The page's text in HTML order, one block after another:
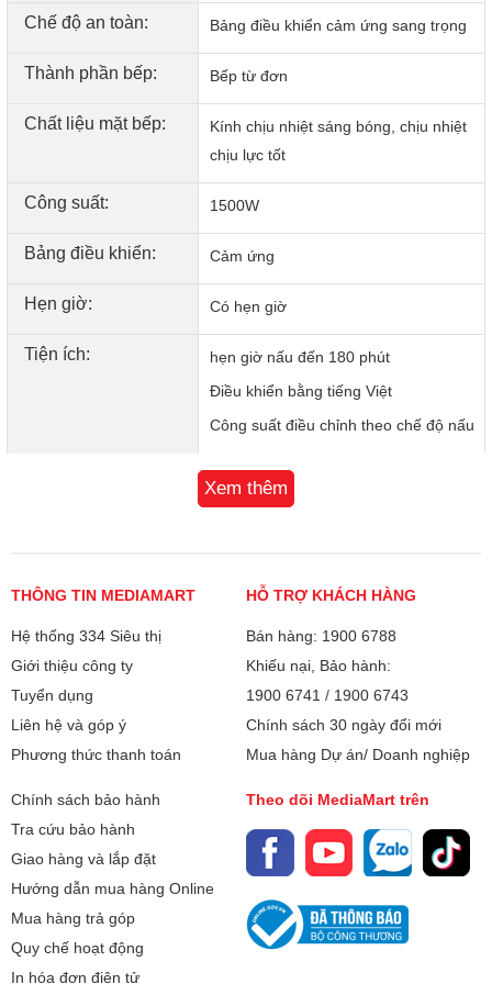
thường của thiết bị trong môi trường điện từ và không gây
nhiễu điện từ cho bất kỳ thiết bị điện, hệ thống thiết bị nào
khác.)
Bảng điều khiển dễ sử dụng
Coex CI-3301 có bảng điều khiển cảm ứng sang trọng, dễ
dùng, dễ dàng lựa chọn chế độ nấu và lựa chọn nhiệt độ.
Chế độ an toàn: Bảng điều khiển cảm ứng sang trọng
Thành phần bếp: Bếp từ đơn
Chất liệu mặt bếp:
Kính chịu nhiệt sáng bóng, chịu nhiệt
chịu lực tốt
Công suất: 1500W
Bảng điều khiển: Cảm ứng
Hẹn giờ: Có hẹn giờ
Tiện ích:
hẹn giờ nấu đến 180 phút
Điều khiển bằng tiếng Việt
Công suất điều chỉnh theo chế độ nấu
8 Chế độ nấu đã được thiết lập
Phụ kiện đi kèm: Nồi lẩu
Mặt bếp từ sử dụng nồi có đáy nhiễm
Lắp đặt bếp: Bếp dương
Trọng lượng: 1.87kg
Bảo hành 24 tháng + 1 đổi 1 trong 90 ngày
Xuất xứ
Xem thêm
THÔNG TIN MEDIAMART
Hệ thống 334 Siêu thị
Giới thiệu công ty
Tuyển dụng
Liên hệ và góp ý
Phương thức thanh toán
HỖ TRỢ KHÁCH HÀNG
Bán hàng: 1900 6788
Khiếu nại, Bảo hành:
1900 6741 / 1900 6743
Chính sách 30 ngày đổi mới
Mua hàng Dự án/ Doanh nghiệp
Chính sách bảo hành
Tra cứu bảo hành
Giao hàng và lắp đặt
Hướng dẫn mua hàng Online
Mua hàng trả góp
Quy chế hoạt động
In hóa đơn điện tử
Theo dõi MediaMart trên